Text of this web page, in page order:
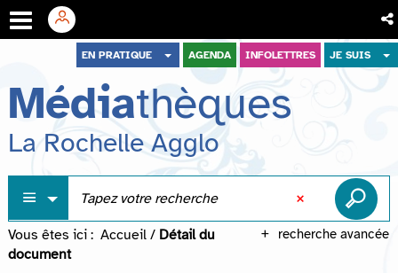
menu
contenu
recherche
EN PRATIQUE AGENDA INFOLETTRES JE SUIS
Médiathèques
La Rochelle Agglo
recherche avancée
Vous êtes ici : Accueil / Détail du
document